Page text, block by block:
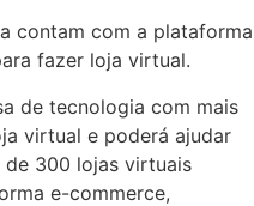
contam com a plataforma
fazer loja virtual.
de tecnologia com mais
virtual e poderá ajudar
de 300 lojas virtuais
e-commerce,